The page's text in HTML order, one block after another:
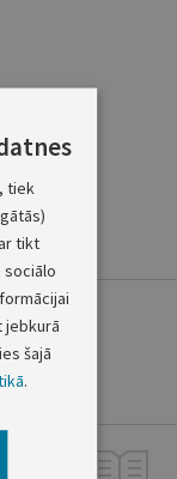
kārtībā
tiek
tikt
jebkurā
šajā
.